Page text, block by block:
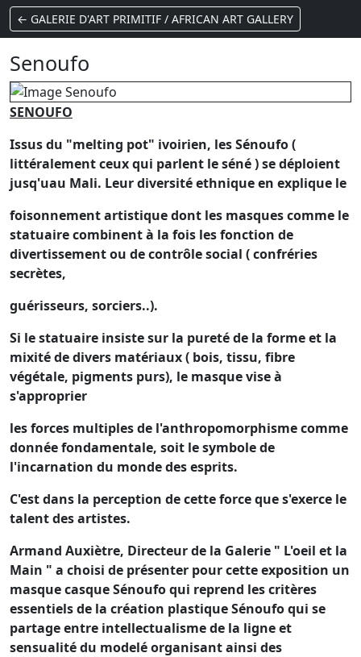
← GALERIE D'ART PRIMITIF / AFRICAN ART GALLERY
Senoufo
SENOUFO
Issus du "melting pot" ivoirien, les Sénoufo (
littéralement ceux qui parlent le séné ) se déploient
jusq'uau Mali. Leur diversité ethnique en explique le
foisonnement artistique dont les masques comme le
statuaire combinent à la fois les fonction de
divertissement ou de contrôle social ( confréries
secrètes,
guérisseurs, sorciers..).
Si le statuaire insiste sur la pureté de la forme et la
mixité de divers matériaux ( bois, tissu, fibre
végétale, pigments purs), le masque vise à
s'approprier
les forces multiples de l'anthropomorphisme comme
donnée fondamentale, soit le symbole de
l'incarnation du monde des esprits.
C'est dans la perception de cette force que s'exerce le
talent des artistes.
Armand Auxiètre, Directeur de la Galerie " L'oeil et la
Main " a choisi de présenter pour cette exposition un
masque casque Sénoufo qui reprend les critères
essentiels de la création plastique Sénoufo qui se
partage entre intellectualisme de la ligne et
sensualité du modelé organisant ainsi des